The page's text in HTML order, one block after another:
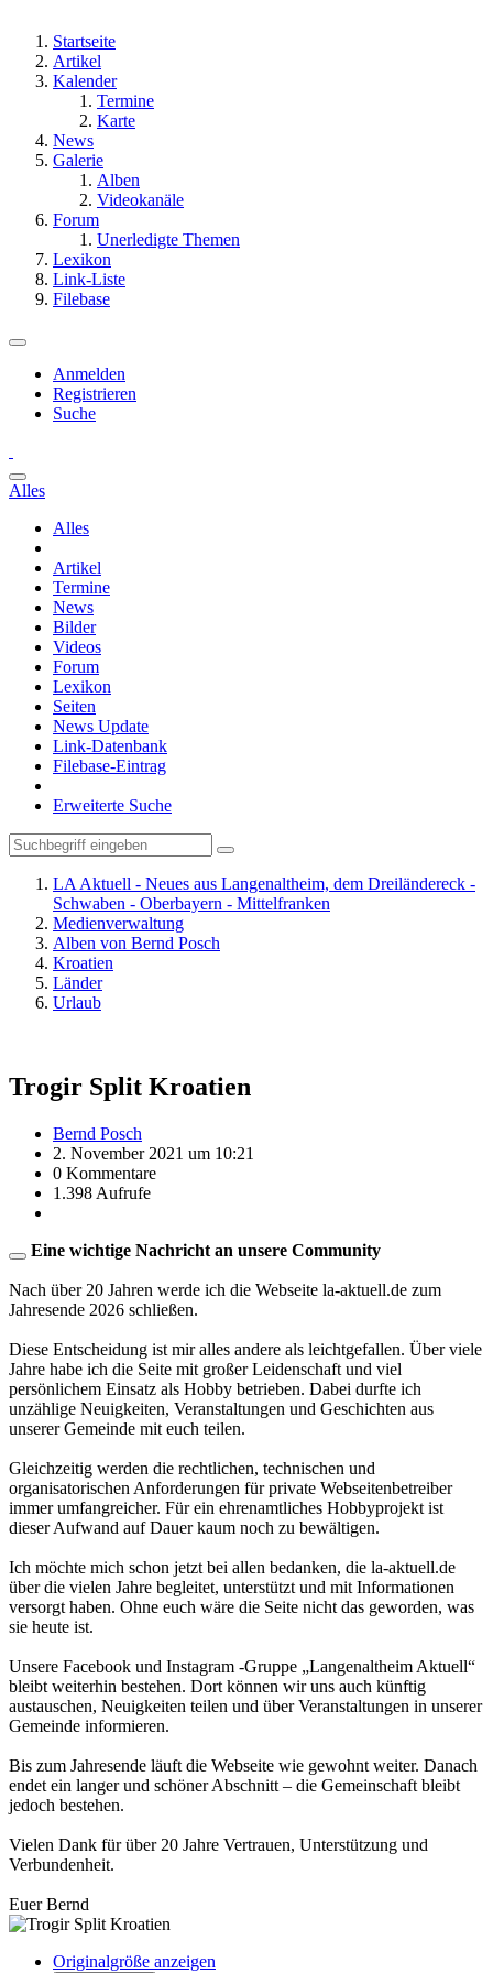
Startseite
Artikel
Kalender
Termine
Karte
News
Galerie
Alben
Videokanäle
Forum
Unerledigte Themen
Lexikon
Link-Liste
Filebase
Anmelden
Registrieren
Suche
Alles
Alles
Artikel
Termine
News
Bilder
Videos
Forum
Lexikon
Seiten
News Update
Link-Datenbank
Filebase-Eintrag
Erweiterte Suche
LA Aktuell - Neues aus Langenaltheim, dem Dreiländereck -
Schwaben - Oberbayern - Mittelfranken
Medienverwaltung
Alben von Bernd Posch
Kroatien
Länder
Urlaub
Trogir Split Kroatien
Bernd Posch
2. November 2021 um 10:21
0 Kommentare
1.398 Aufrufe
Eine wichtige Nachricht an unsere Community
Nach über 20 Jahren werde ich die Webseite la-aktuell.de zum
Jahresende 2026 schließen.
Diese Entscheidung ist mir alles andere als leichtgefallen. Über viele
Jahre habe ich die Seite mit großer Leidenschaft und viel
persönlichem Einsatz als Hobby betrieben. Dabei durfte ich
unzählige Neuigkeiten, Veranstaltungen und Geschichten aus
unserer Gemeinde mit euch teilen.
Gleichzeitig werden die rechtlichen, technischen und
organisatorischen Anforderungen für private Webseitenbetreiber
immer umfangreicher. Für ein ehrenamtliches Hobbyprojekt ist
dieser Aufwand auf Dauer kaum noch zu bewältigen.
Ich möchte mich schon jetzt bei allen bedanken, die la-aktuell.de
über die vielen Jahre begleitet, unterstützt und mit Informationen
versorgt haben. Ohne euch wäre die Seite nicht das geworden, was
sie heute ist.
Unsere Facebook und Instagram -Gruppe „Langenaltheim Aktuell“
bleibt weiterhin bestehen. Dort können wir uns auch künftig
austauschen, Neuigkeiten teilen und über Veranstaltungen in unserer
Gemeinde informieren.
Bis zum Jahresende läuft die Webseite wie gewohnt weiter. Danach
endet ein langer und schöner Abschnitt – die Gemeinschaft bleibt
jedoch bestehen.
Vielen Dank für über 20 Jahre Vertrauen, Unterstützung und
Verbundenheit.
Euer Bernd
Originalgröße anzeigen